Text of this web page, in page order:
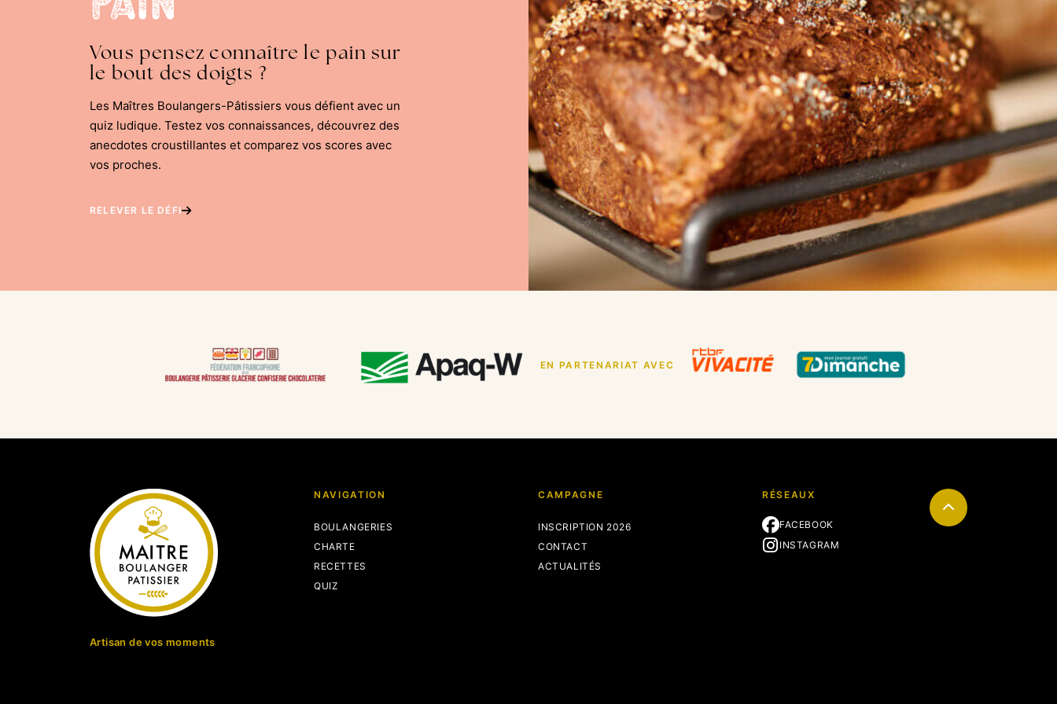
Vous pensez connaître le pain sur
le bout des doigts ?
Les Maîtres Boulangers-Pâtissiers vous défient avec un
quiz ludique. Testez vos connaissances, découvrez des
anecdotes croustillantes et comparez vos scores avec
vos proches.
RELEVER LE DÉFI
EN PARTENARIAT AVEC
Artisan de vos moments
NAVIGATION
BOULANGERIES
CHARTE
RECETTES
QUIZ
CAMPAGNE
INSCRIPTION 2026
CONTACT
ACTUALITÉS
RÉSEAUX
FACEBOOK
INSTAGRAM